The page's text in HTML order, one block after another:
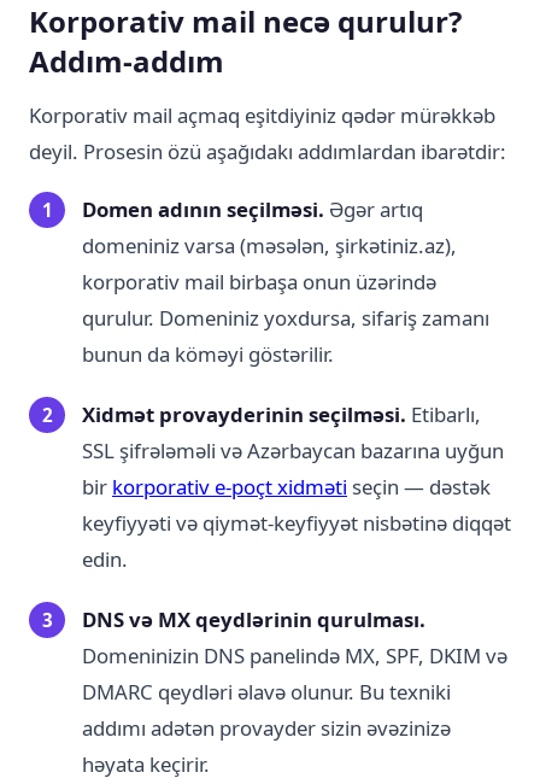
Korporativ mail necə qurulur?
Addım-addım
Korporativ mail açmaq eşitdiyiniz qədər mürəkkəb
deyil. Prosesin özü aşağıdakı addımlardan ibarətdir:
Domen adının seçilməsi. Əgər artıq
domeniniz varsa (məsələn, şirkətiniz.az),
korporativ mail birbaşa onun üzərində
qurulur. Domeniniz yoxdursa, sifariş zamanı
bunun da köməyi göstərilir.
Xidmət provayderinin seçilməsi. Etibarlı,
SSL şifrələməli və Azərbaycan bazarına uyğun
bir korporativ e-poçt xidməti seçin — dəstək
keyfiyyəti və qiymət-keyfiyyət nisbətinə diqqət
edin.
DNS və MX qeydlərinin qurulması.
Domeninizin DNS panelində MX, SPF, DKIM və
DMARC qeydləri əlavə olunur. Bu texniki
addımı adətən provayder sizin əvəzinizə
həyata keçirir.